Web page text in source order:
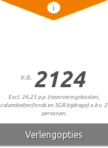
i
v.a. 2124
Excl. 26,25 p.p. (reserveringskosten,
calamiteitenfonds en SGR bijdrage) o.b.v. 2
personen.
Verlengopties